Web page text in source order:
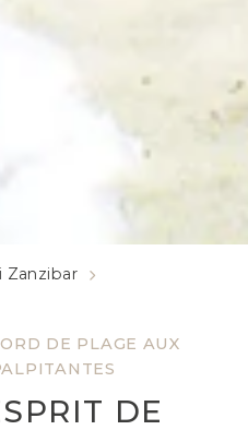
DE PLAGE AUX
DE
Zanzibar